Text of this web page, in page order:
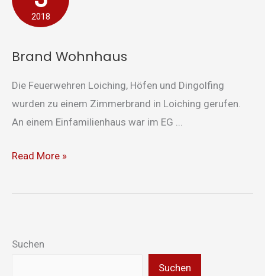
2018
Brand Wohnhaus
Die Feuerwehren Loiching, Höfen und Dingolfing
wurden zu einem Zimmerbrand in Loiching gerufen.
An einem Einfamilienhaus war im EG ...
Read More »
Suchen
Suchen